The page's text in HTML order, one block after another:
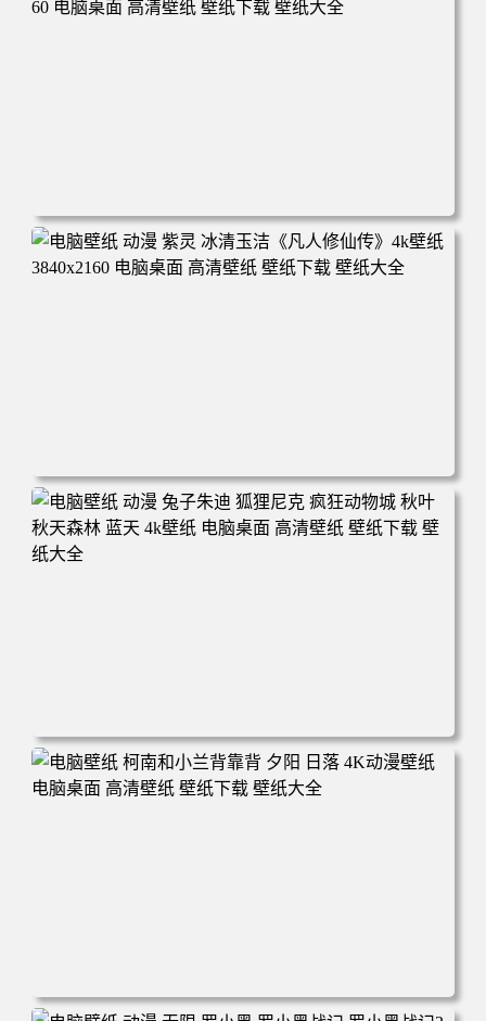
年回忆 荷塘荷叶 蜡笔小新 电脑桌面 高清壁纸 壁纸下载 壁
电脑壁纸 动漫 凡人修仙传 韩立 结婴 4k壁纸 3840x2160 电
脑桌面 高清壁纸 壁纸下载 壁纸大全
电脑壁纸 动漫 紫灵 冰清玉洁《凡人修仙传》4k壁纸 3840x2
160 电脑桌面 高清壁纸 壁纸下载 壁纸大全
电脑壁纸 动漫 兔子朱迪 狐狸尼克 疯狂动物城 秋叶 秋天森
林 蓝天 4k壁纸 电脑桌面 高清壁纸 壁纸下载 壁纸大全
电脑壁纸 柯南和小兰背靠背 夕阳 日落 4K动漫壁纸 电脑桌